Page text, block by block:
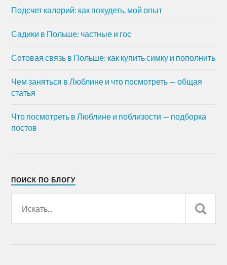
Подсчет калорий: как похудеть, мой опыт
Садики в Польше: частные и гос
Сотовая связь в Польше: как купить симку и пополнить
Чем заняться в Люблине и что посмотреть — общая
статья
Что посмотреть в Люблине и поблизости — подборка
постов
ПОИСК ПО БЛОГУ